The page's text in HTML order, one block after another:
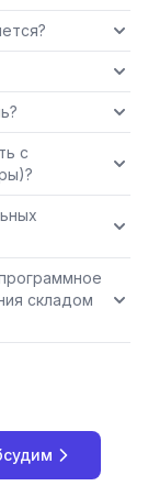
с
складом